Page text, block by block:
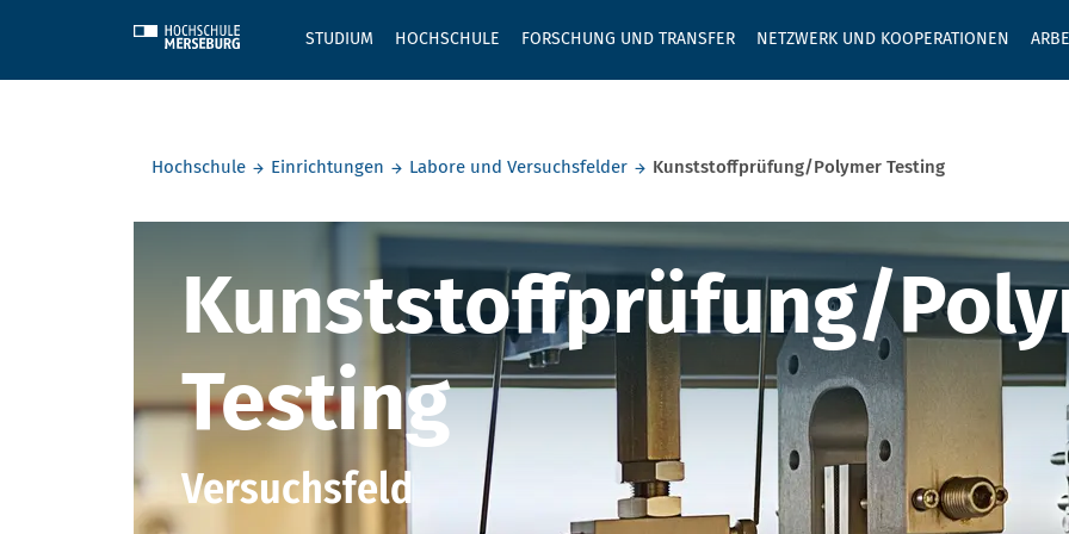
STUDIUM HOCHSCHULE FORSCHUNG UND TRANSFER NETZWERK UND KOOPERATIONEN
GEBEN SIE
Hochschule
Einrichtungen Labore und Versuchsfelder Kunststoffprüfung/Polymer Testing
Kunststoffprüfung/
Kunststoffprüfung/
Testing
Versuchsfeld
Kunststoffprüfung/
Testing
Versuchsfeld